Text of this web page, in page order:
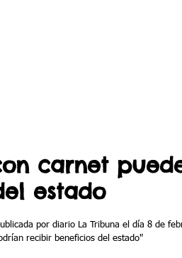
carnet
estado
por diario La Tribuna el día 8 de
recibir beneficios del estado"